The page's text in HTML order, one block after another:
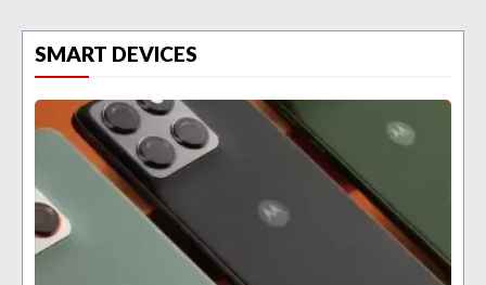
SMART DEVICES